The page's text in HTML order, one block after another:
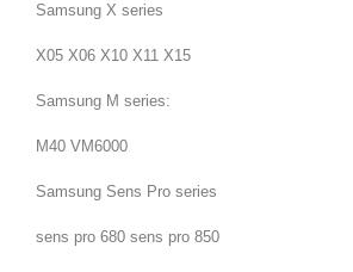
Samsung X series
X05 X06 X10 X11 X15
Samsung M series:
M40 VM6000
Samsung Sens Pro series
sens pro 680 sens pro 850